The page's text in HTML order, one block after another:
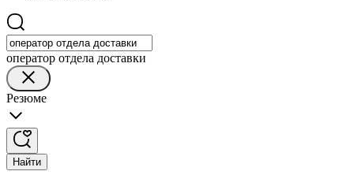
оператор отдела доставки
Резюме
Найти